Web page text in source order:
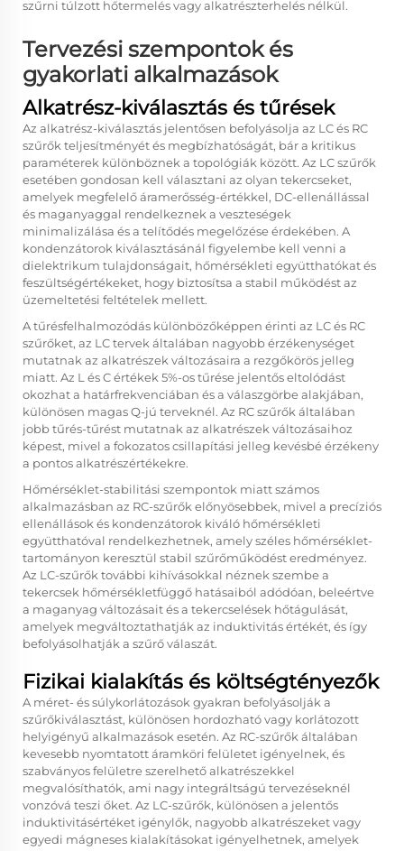
szűrni túlzott hőtermelés vagy alkatrészterhelés nélkül.
Tervezési szempontok és
gyakorlati alkalmazások
Alkatrész-kiválasztás és tűrések
Az alkatrész-kiválasztás jelentősen befolyásolja az LC és RC
szűrők teljesítményét és megbízhatóságát, bár a kritikus
paraméterek különböznek a topológiák között. Az LC szűrők
esetében gondosan kell választani az olyan tekercseket,
amelyek megfelelő áramerősség-értékkel, DC-ellenállással
és maganyaggal rendelkeznek a veszteségek
minimalizálása és a telítődés megelőzése érdekében. A
kondenzátorok kiválasztásánál figyelembe kell venni a
dielektrikum tulajdonságait, hőmérsékleti együtthatókat és
feszültségértékeket, hogy biztosítsa a stabil működést az
üzemeltetési feltételek mellett.
A tűrésfelhalmozódás különbözőképpen érinti az LC és RC
szűrőket, az LC tervek általában nagyobb érzékenységet
mutatnak az alkatrészek változásaira a rezgőkörös jelleg
miatt. Az L és C értékek 5%-os tűrése jelentős eltolódást
okozhat a határfrekvenciában és a válaszgörbe alakjában,
különösen magas Q-jú terveknél. Az RC szűrők általában
jobb tűrés-tűrést mutatnak az alkatrészek változásaihoz
képest, mivel a fokozatos csillapítási jelleg kevésbé érzékeny
a pontos alkatrészértékekre.
Hőmérséklet-stabilitási szempontok miatt számos
alkalmazásban az RC-szűrők előnyösebbek, mivel a precíziós
ellenállások és kondenzátorok kiváló hőmérsékleti
együtthatóval rendelkezhetnek, amely széles hőmérséklet-
tartományon keresztül stabil szűrőműködést eredményez.
Az LC-szűrők további kihívásokkal néznek szembe a
tekercsek hőmérsékletfüggő hatásaiból adódóan, beleértve
a maganyag változásait és a tekercselések hőtágulását,
amelyek megváltoztathatják az induktivitás értékét, és így
befolyásolhatják a szűrő válaszát.
Fizikai kialakítás és költségtényezők
A méret- és súlykorlátozások gyakran befolyásolják a
szűrőkiválasztást, különösen hordozható vagy korlátozott
helyigényű alkalmazások esetén. Az RC-szűrők általában
kevesebb nyomtatott áramköri felületet igényelnek, és
szabványos felületre szerelhető alkatrészekkel
megvalósíthatók, ami nagy integráltságú tervezéseknél
vonzóvá teszi őket. Az LC-szűrők, különösen a jelentős
induktivitásértéket igénylők, nagyobb alkatrészeket vagy
egyedi mágneses kialakításokat igényelhetnek, amelyek